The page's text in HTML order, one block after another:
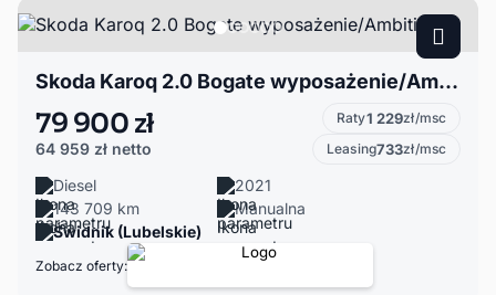
Skoda Karoq 2.0 Bogate wyposażenie/Ambition
79 900 zł
64 959 zł netto
Raty1 229zł/msc
Leasing733zł/msc
Diesel
2021
143 709 km
Manualna
Świdnik (Lubelskie)
Zobacz oferty: